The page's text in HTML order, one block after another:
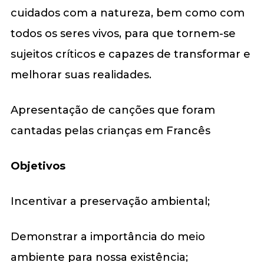
cuidados com a natureza, bem como com
todos os seres vivos, para que tornem-se
sujeitos críticos e capazes de transformar e
melhorar suas realidades.
Apresentação de canções que foram
cantadas pelas crianças em Francês
Objetivos
Incentivar a preservação ambiental;
Demonstrar a importância do meio
ambiente para nossa existência;